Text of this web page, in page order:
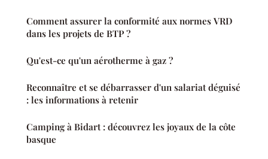
Comment assurer la conformité aux normes VRD
dans les projets de BTP ?
Qu'est-ce qu'un aérotherme à gaz ?
Reconnaître et se débarrasser d'un salariat déguisé
: les informations à retenir
Camping à Bidart : découvrez les joyaux de la côte
basque